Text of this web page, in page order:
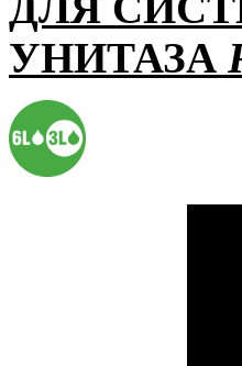
УНИТАЗА